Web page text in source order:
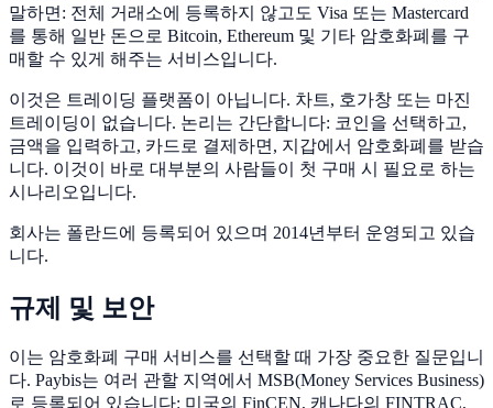
말하면: 전체 거래소에 등록하지 않고도 Visa 또는 Mastercard
를 통해 일반 돈으로 Bitcoin, Ethereum 및 기타 암호화폐를 구
매할 수 있게 해주는 서비스입니다.
이것은 트레이딩 플랫폼이 아닙니다. 차트, 호가창 또는 마진
트레이딩이 없습니다. 논리는 간단합니다: 코인을 선택하고,
금액을 입력하고, 카드로 결제하면, 지갑에서 암호화폐를 받습
니다. 이것이 바로 대부분의 사람들이 첫 구매 시 필요로 하는
시나리오입니다.
회사는 폴란드에 등록되어 있으며 2014년부터 운영되고 있습
니다.
규제 및 보안
이는 암호화폐 구매 서비스를 선택할 때 가장 중요한 질문입니
다. Paybis는 여러 관할 지역에서 MSB(Money Services Business)
로 등록되어 있습니다: 미국의 FinCEN, 캐나다의 FINTRAC,